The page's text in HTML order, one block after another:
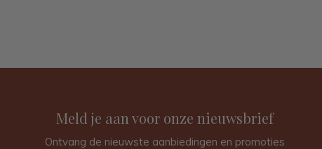
Meld je aan voor onze nieuwsbrief
Ontvang de nieuwste aanbiedingen en promoties